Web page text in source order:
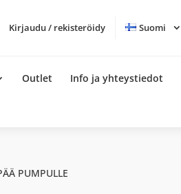
Kirjaudu / rekisteröidy Suomi
Outlet Info ja yhteystiedot
PUMPULLE